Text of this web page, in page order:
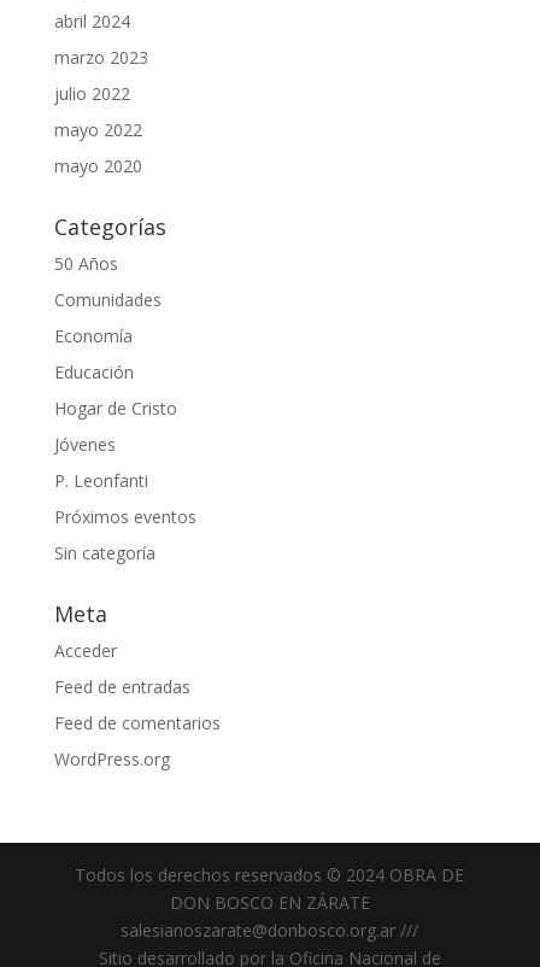
abril 2024
marzo 2023
julio 2022
mayo 2022
mayo 2020
Categorías
50 Años
Comunidades
Economía
Educación
Hogar de Cristo
Jóvenes
P. Leonfanti
Próximos eventos
Sin categoría
Meta
Acceder
Feed de entradas
Feed de comentarios
WordPress.org
Todos los derechos reservados © 2024 OBRA DE
DON BOSCO EN ZÁRATE
salesianoszarate@donbosco.org.ar ///
Sitio desarrollado por la Oficina Nacional de